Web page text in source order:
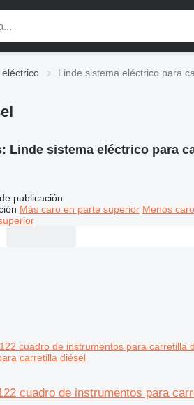
Linde sistema eléctrico para
Linde sistema eléctrico para
publicación
Más caro en parte superior Menos
carretilla diésel
cuadro de instrumentos para